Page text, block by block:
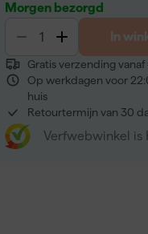
Morgen bezorgd
In
Gratis verzending
Op werkdagen voor
huis
Retourtermijn van 30
Verfwebwinkel is